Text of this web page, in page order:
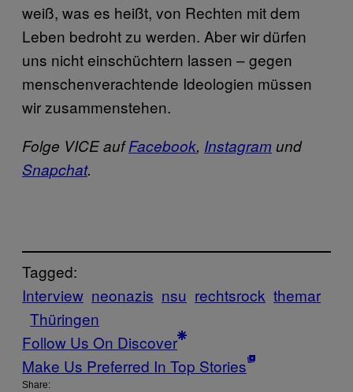
weiß, was es heißt, von Rechten mit dem
Leben bedroht zu werden. Aber wir dürfen
uns nicht einschüchtern lassen – gegen
menschenverachtende Ideologien müssen
wir zusammenstehen.
Folge VICE aufFacebook, Instagramund
Snapchat.
Tagged:
Interview neonazis nsu rechtsrock themar
Thüringen
Follow Us On Discover
Make Us Preferred In Top Stories
Share: